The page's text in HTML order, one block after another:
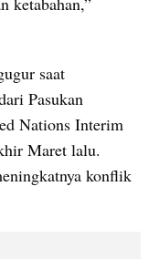
saat
Pasukan
Nations Interim
Maret lalu.
konflik